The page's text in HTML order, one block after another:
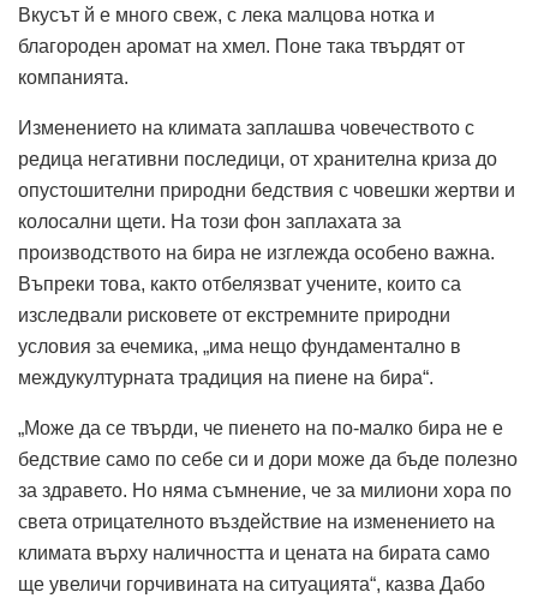
Вкусът й е много свеж, с лека малцова нотка и
благороден аромат на хмел. Поне така твърдят от
компанията.
Изменението на климата заплашва човечеството с
редица негативни последици, от хранителна криза до
опустошителни природни бедствия с човешки жертви и
колосални щети. На този фон заплахата за
производството на бира не изглежда особено важна.
Въпреки това, както отбелязват учените, които са
изследвали рисковете от екстремните природни
условия за ечемика, „има нещо фундаментално в
междукултурната традиция на пиене на бира“.
„Може да се твърди, че пиенето на по-малко бира не е
бедствие само по себе си и дори може да бъде полезно
за здравето. Но няма съмнение, че за милиони хора по
света отрицателното въздействие на изменението на
климата върху наличността и цената на бирата само
ще увеличи горчивината на ситуацията“, казва Дабо